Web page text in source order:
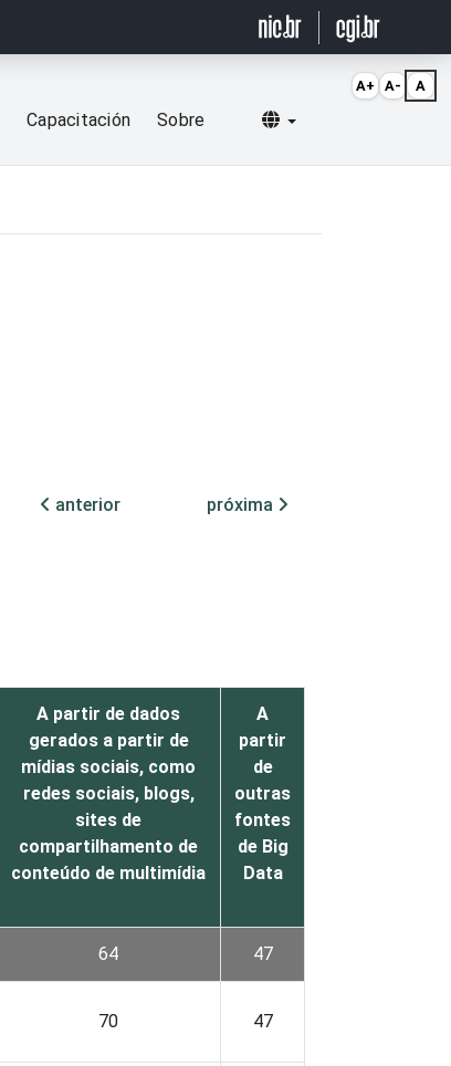
Capacitación Sobre Selecionar idioma
anterior
próxima
A partir de dados
gerados a partir de
mídias sociais, como
redes sociais, blogs,
sites de
compartilhamento de
conteúdo de multimídia
A
partir
de
outras
fontes
de Big
Data
64 47
70 47
A+ A- A